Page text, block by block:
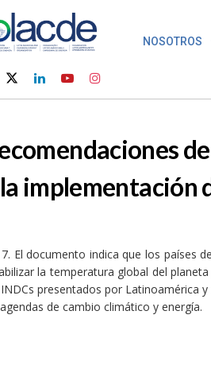
NOSOTROS
implementación
El documento indica que los países
la temperatura global del
presentados por Latinoamérica
de cambio climático y energía.